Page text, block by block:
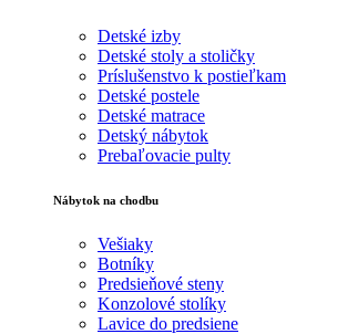
Detské izby
Detské stoly a stoličky
Príslušenstvo k postieľkam
Detské postele
Detské matrace
Detský nábytok
Prebaľovacie pulty
Nábytok na chodbu
Vešiaky
Botníky
Predsieňové steny
Konzolové stolíky
Lavice do predsiene